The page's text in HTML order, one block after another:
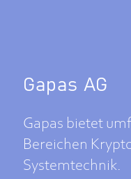
Gapas AG
Gapas bietet
Bereichen
Systemtechnik.